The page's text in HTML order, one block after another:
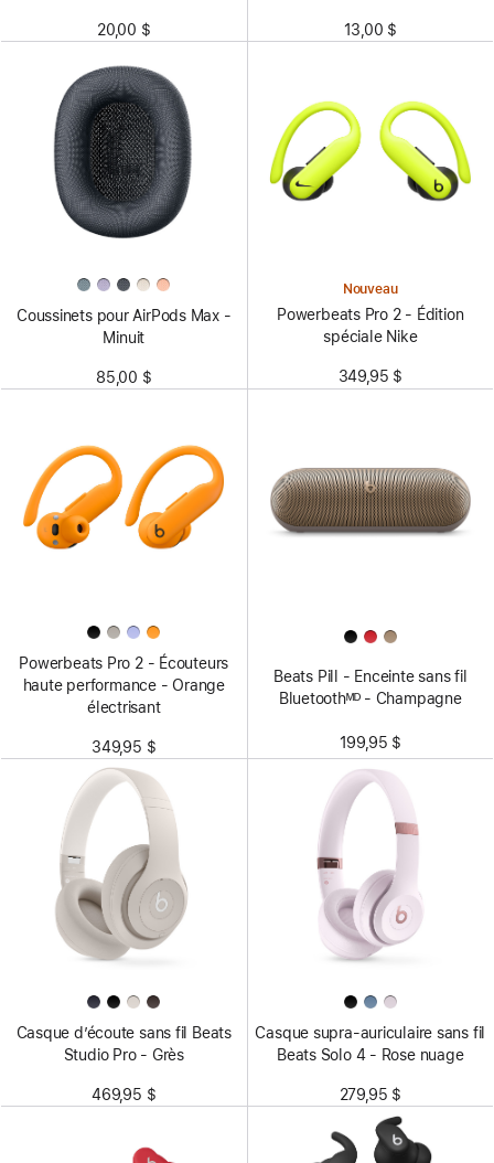
20,00 $ 13,00 $
Coussinets pour AirPods Max -
Minuit
85,00 $
Nouveau
Powerbeats Pro 2 - Édition
spéciale Nike
349,95 $
Powerbeats Pro 2 - Écouteurs
haute performance - Orange
électrisant
349,95 $
Beats Pill - Enceinte sans fil
Bluetoothᴹᴰ - Champagne
199,95 $
Casque d’écoute sans fil Beats
Studio Pro - Grès
469,95 $
Casque supra-auriculaire sans fil
Beats Solo 4 - Rose nuage
279,95 $